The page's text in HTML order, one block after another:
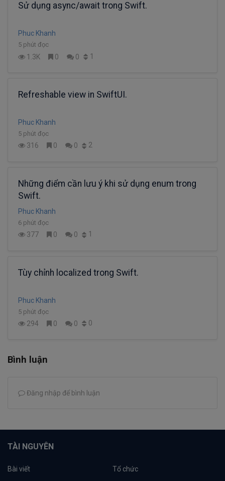
Sử dụng async/await trong Swift.
Phuc Khanh
5 phút đọc
1.3K 0 0 1
Refreshable view in SwiftUI.
Phuc Khanh
5 phút đọc
316 0 0 2
Những điểm cần lưu ý khi sử dụng enum trong
Swift.
Phuc Khanh
6 phút đọc
377 0 0 1
Tùy chỉnh localized trong Swift.
Phuc Khanh
5 phút đọc
294 0 0 0
Bình luận
Đăng nhập để bình luận
TÀI NGUYÊN
Bài viết Tổ chức